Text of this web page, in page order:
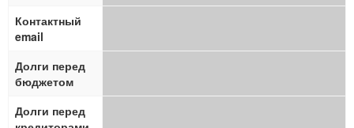
Контактный
email
Долги перед
бюджетом
Долги перед